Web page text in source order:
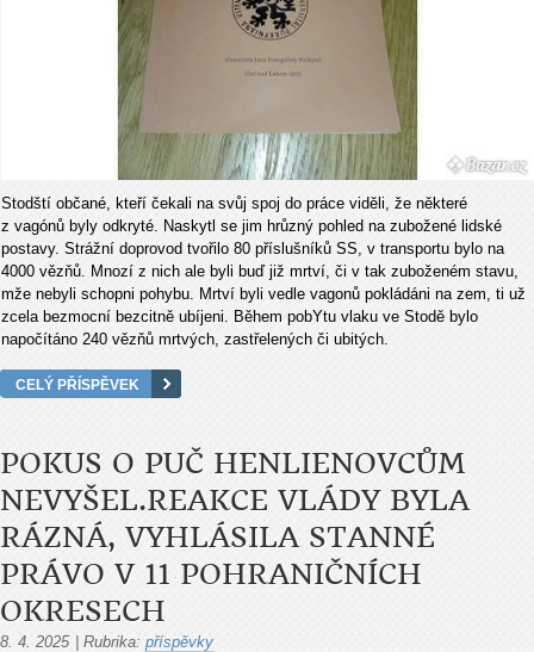
Stodští občané, kteří čekali na svůj spoj do práce viděli, že některé
z vagónů byly odkryté. Naskytl se jim hrůzný pohled na zubožené lidské
postavy. Strážní doprovod tvořilo 80 příslušníků SS, v transportu bylo na
4000 vězňů. Mnozí z nich ale byli buď již mrtví, či v tak zuboženém stavu,
mže nebyli schopni pohybu. Mrtví byli vedle vagonů pokládáni na zem, ti už
zcela bezmocní bezcitně ubíjeni. Během pobYtu vlaku ve Stodě bylo
napočítáno 240 vězňů mrtvých, zastřelených či ubitých.
CELÝ PŘÍSPĚVEK
POKUS O PUČ HENLIENOVCŮM
NEVYŠEL.REAKCE VLÁDY BYLA
RÁZNÁ, VYHLÁSILA STANNÉ
PRÁVO V 11 POHRANIČNÍCH
OKRESECH
8. 4. 2025 | Rubrika: příspěvky